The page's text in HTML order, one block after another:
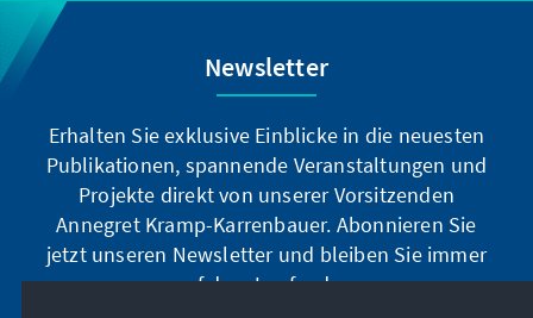
Newsletter
Erhalten Sie exklusive Einblicke in die neuesten
Publikationen, spannende Veranstaltungen und
Projekte direkt von unserer Vorsitzenden
Annegret Kramp-Karrenbauer. Abonnieren Sie
jetzt unseren Newsletter und bleiben Sie immer
auf dem Laufenden.